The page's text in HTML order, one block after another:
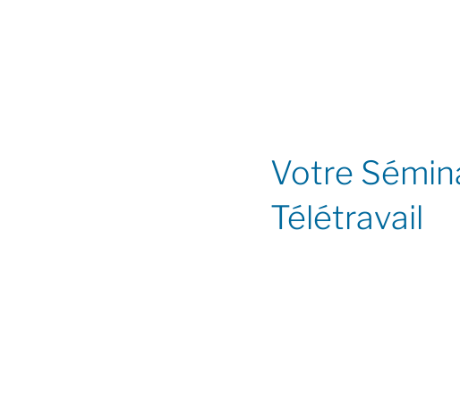
Votre
Télétravail